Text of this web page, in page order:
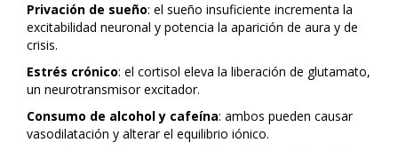
Privación de sueño: el sueño insuficiente incrementa la
excitabilidad neuronal y potencia la aparición de aura y de
crisis.
Estrés crónico: el cortisol eleva la liberación de glutamato,
un neurotransmisor excitador.
Consumo de alcohol y cafeína: ambos pueden causar
vasodilatación y alterar el equilibrio iónico.